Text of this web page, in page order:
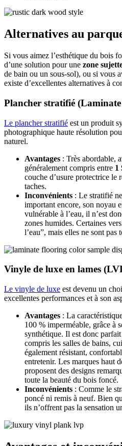
Alternatives au
Si vous aimez l’esthétique du bois
d’une solution pour une zone
de bain ou un sous-sol), ou si vous
existe d’excellentes alternatives à
Plancher stratifié
Le plancher stratifié est un produit
photographique haute résolution
naturel.
Avantages : Très abordable,
généralement compris entre 1
couche d’usure protectrice le
taches.
Inconvénients : Le stratifié
important encore, son noyau
vulnérable à l’eau, il n’est
zones humides. Certaines
l’eau”, mais elles ne sont pas
Vinyle de luxe en lames
Le vinyle de luxe est devenu un
excellentes performances et à son
Avantages : La
100 % imperméable, grâce à
synthétique. Il est donc
compris les salles de bains,
également résistant,
entretenir. Les marques haut
proposent des designs
toute la beauté du bois foncé.
Inconvénients : Comme le
poncé ni remis à neuf. Bien
ils n’offrent pas la sensation